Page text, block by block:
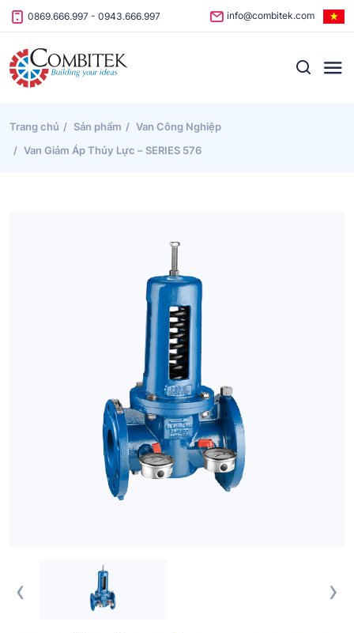
Skip to content
0869.666.997 - 0943.666.997 info@combitek.com
Trang chủ Sản phẩm
Van Công Nghiệp
Van Giảm Áp Thủy Lực – SERIES 576
‹ ›